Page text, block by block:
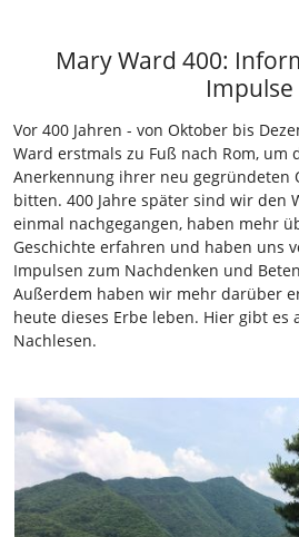
Mary Ward 400:
Impulse
Vor 400 Jahren - von Oktober bis
Ward erstmals zu Fuß nach Rom, um
Anerkennung ihrer neu gegründeten
bitten. 400 Jahre später sind wir den
einmal nachgegangen, haben mehr
Geschichte erfahren und haben uns
Impulsen zum Nachdenken und
Außerdem haben wir mehr darüber
heute dieses Erbe leben. Hier gibt es
Nachlesen.